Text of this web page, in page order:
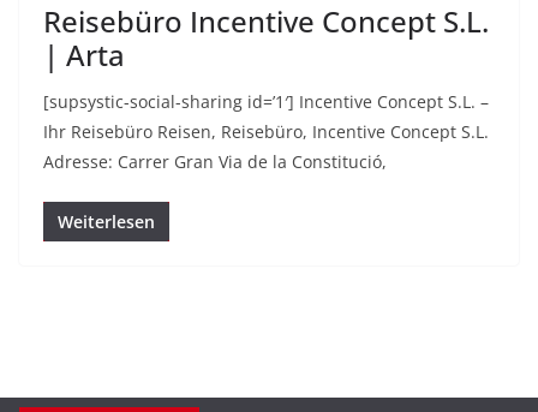
Reisebüro Incentive Concept S.L.
| Arta
[supsystic-social-sharing id=’1′] Incentive Concept S.L. –
Ihr Reisebüro Reisen, Reisebüro, Incentive Concept S.L.
Adresse: Carrer Gran Via de la Constitució,
Weiterlesen